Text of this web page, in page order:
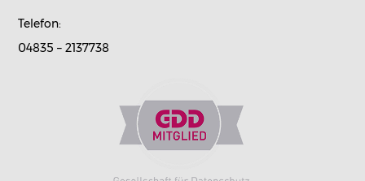
Telefon:
04835 – 2137738